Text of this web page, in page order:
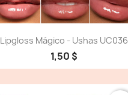
Vista detallada
Lipgloss Mágico - Ushas UC036
1,50 $